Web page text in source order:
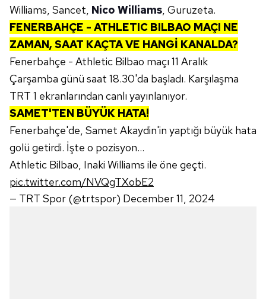
Williams, Sancet, Nico Williams, Guruzeta.
FENERBAHÇE - ATHLETIC BILBAO MAÇI NE
ZAMAN, SAAT KAÇTA VE HANGİ KANALDA?
Fenerbahçe - Athletic Bilbao maçı 11 Aralık
Çarşamba günü saat 18.30'da başladı. Karşılaşma
TRT 1 ekranlarından canlı yayınlanıyor.
SAMET'TEN BÜYÜK HATA!
Fenerbahçe'de, Samet Akaydin'in yaptığı büyük hata
golü getirdi. İşte o pozisyon...
Athletic Bilbao, Inaki Williams ile öne geçti.
pic.twitter.com/NVQgTXobE2
— TRT Spor (@trtspor) December 11, 2024